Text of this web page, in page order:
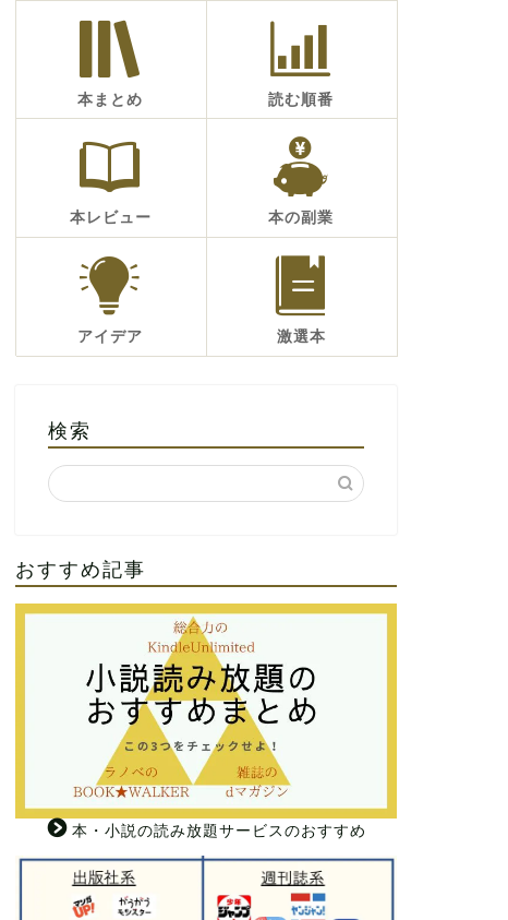
本まとめ 読む順番
本レビュー 本の副業
アイデア 激選本
検索
おすすめ記事
本・小説の読み放題サービスのおすすめ